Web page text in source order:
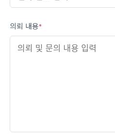
의뢰 내용*